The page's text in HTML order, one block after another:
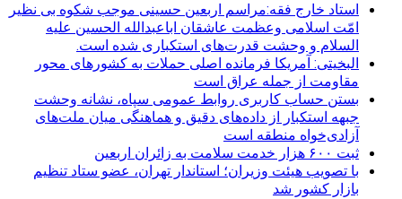
استاد خارج فقه:مراسم اربعین حسینی موجب شکوه بی نظیر
امّت اسلامی وعظمت عاشقان اباعبدالله الحسین علیه
السلام و وحشت قدرت‌های استکباری شده است.
البخیتی: آمریکا فرمانده اصلی حملات به کشورهای محور
مقاومت از جمله عراق است
بستن حساب کاربری روابط عمومی سپاه، نشانه‌ وحشت
جبهه استکبار از داده‌های دقیق و هماهنگی میان ملت‌های
آزادی‌خواه منطقه است
ثبت ۶۰۰ هزار خدمت سلامت به زائران اربعین
با تصویب هیئت وزیران؛ استاندار تهران، عضو ستاد تنظیم
بازار کشور شد